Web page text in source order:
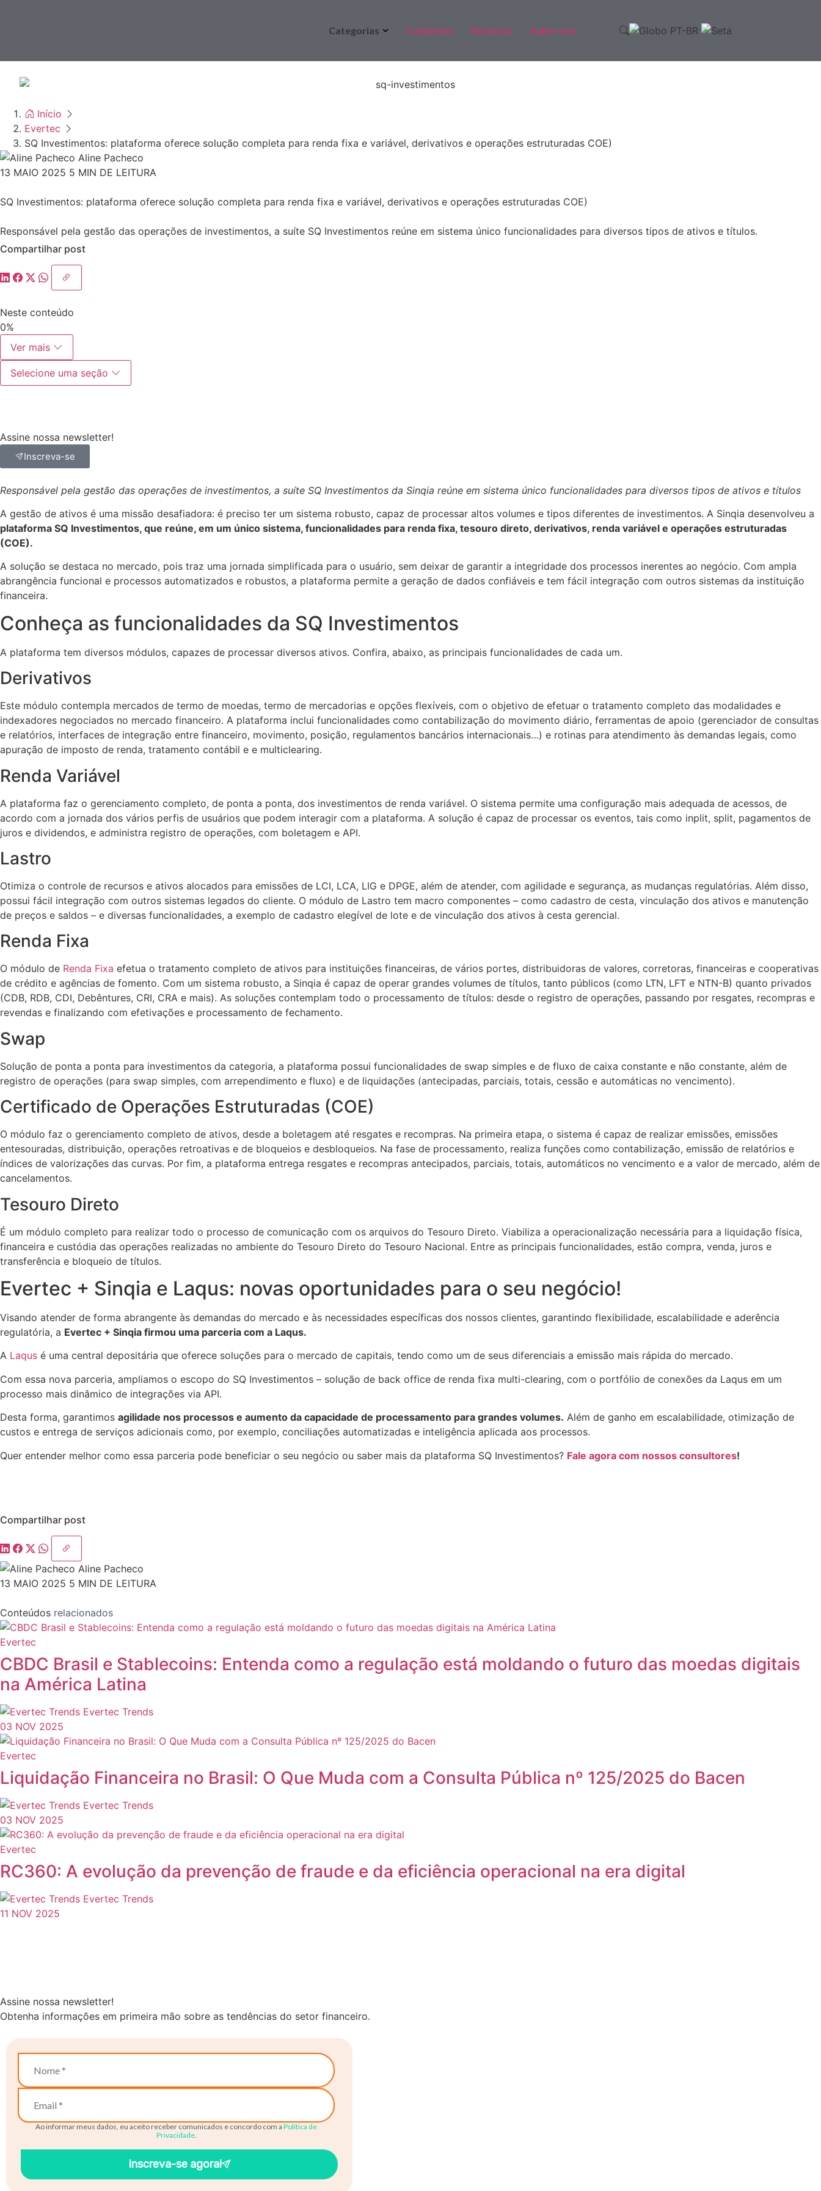
Categorias Colunistas Recursos Sobre nós PT-BR
Início
Evertec
SQ Investimentos: plataforma oferece solução completa para renda fixa e variável, derivativos e operações estruturadas COE)
Aline Pacheco
13 MAIO 2025 5 MIN DE LEITURA
SQ Investimentos: plataforma oferece solução completa para renda fixa e variável, derivativos e operações estruturadas COE)
Responsável pela gestão das operações de investimentos, a suíte SQ Investimentos reúne em sistema único funcionalidades para diversos tipos de ativos e títulos.
Compartilhar post
Neste conteúdo
0%
Ver mais
Selecione uma seção
Assine nossa newsletter!
Inscreva-se
Responsável pela gestão das operações de investimentos, a suíte SQ Investimentos da Sinqia reúne em sistema único funcionalidades para diversos tipos de ativos e títulos
A gestão de ativos é uma missão desafiadora: é preciso ter um sistema robusto, capaz de processar altos volumes e tipos diferentes de investimentos. A Sinqia desenvolveu a
plataforma SQ Investimentos, que reúne, em um único sistema, funcionalidades para renda fixa, tesouro direto, derivativos, renda variável e operações estruturadas
(COE).
A solução se destaca no mercado, pois traz uma jornada simplificada para o usuário, sem deixar de garantir a integridade dos processos inerentes ao negócio. Com ampla
abrangência funcional e processos automatizados e robustos, a plataforma permite a geração de dados confiáveis e tem fácil integração com outros sistemas da instituição
financeira.
Conheça as funcionalidades da SQ Investimentos
A plataforma tem diversos módulos, capazes de processar diversos ativos. Confira, abaixo, as principais funcionalidades de cada um.
Derivativos
Este módulo contempla mercados de termo de moedas, termo de mercadorias e opções flexíveis, com o objetivo de efetuar o tratamento completo das modalidades e
indexadores negociados no mercado financeiro. A plataforma inclui funcionalidades como contabilização do movimento diário, ferramentas de apoio (gerenciador de consultas
e relatórios, interfaces de integração entre financeiro, movimento, posição, regulamentos bancários internacionais…) e rotinas para atendimento às demandas legais, como
apuração de imposto de renda, tratamento contábil e e multiclearing.
Renda Variável
A plataforma faz o gerenciamento completo, de ponta a ponta, dos investimentos de renda variável. O sistema permite uma configuração mais adequada de acessos, de
acordo com a jornada dos vários perfis de usuários que podem interagir com a plataforma. A solução é capaz de processar os eventos, tais como inplit, split, pagamentos de
juros e dividendos, e administra registro de operações, com boletagem e API.
Lastro
Otimiza o controle de recursos e ativos alocados para emissões de LCI, LCA, LIG e DPGE, além de atender, com agilidade e segurança, as mudanças regulatórias. Além disso,
possui fácil integração com outros sistemas legados do cliente. O módulo de Lastro tem macro componentes – como cadastro de cesta, vinculação dos ativos e manutenção
de preços e saldos – e diversas funcionalidades, a exemplo de cadastro elegível de lote e de vinculação dos ativos à cesta gerencial.
Renda Fixa
O módulo de Renda Fixa efetua o tratamento completo de ativos para instituições financeiras, de vários portes, distribuidoras de valores, corretoras, financeiras e cooperativas
de crédito e agências de fomento. Com um sistema robusto, a Sinqia é capaz de operar grandes volumes de títulos, tanto públicos (como LTN, LFT e NTN-B) quanto privados
(CDB, RDB, CDI, Debêntures, CRI, CRA e mais). As soluções contemplam todo o processamento de títulos: desde o registro de operações, passando por resgates, recompras e
revendas e finalizando com efetivações e processamento de fechamento.
Swap
Solução de ponta a ponta para investimentos da categoria, a plataforma possui funcionalidades de swap simples e de fluxo de caixa constante e não constante, além de
registro de operações (para swap simples, com arrependimento e fluxo) e de liquidações (antecipadas, parciais, totais, cessão e automáticas no vencimento).
Certificado de Operações Estruturadas (COE)
O módulo faz o gerenciamento completo de ativos, desde a boletagem até resgates e recompras. Na primeira etapa, o sistema é capaz de realizar emissões, emissões
entesouradas, distribuição, operações retroativas e de bloqueios e desbloqueios. Na fase de processamento, realiza funções como contabilização, emissão de relatórios e
índices de valorizações das curvas. Por fim, a plataforma entrega resgates e recompras antecipados, parciais, totais, automáticos no vencimento e a valor de mercado, além de
cancelamentos.
Tesouro Direto
É um módulo completo para realizar todo o processo de comunicação com os arquivos do Tesouro Direto. Viabiliza a operacionalização necessária para a liquidação física,
financeira e custódia das operações realizadas no ambiente do Tesouro Direto do Tesouro Nacional. Entre as principais funcionalidades, estão compra, venda, juros e
transferência e bloqueio de títulos.
Evertec + Sinqia e Laqus: novas oportunidades para o seu negócio!
Visando atender de forma abrangente às demandas do mercado e às necessidades específicas dos nossos clientes, garantindo flexibilidade, escalabilidade e aderência
regulatória, a Evertec + Sinqia firmou uma parceria com a Laqus.
A Laqus é uma central depositária que oferece soluções para o mercado de capitais, tendo como um de seus diferenciais a emissão mais rápida do mercado.
Com essa nova parceria, ampliamos o escopo do SQ Investimentos – solução de back office de renda fixa multi-clearing, com o portfólio de conexões da Laqus em um
processo mais dinâmico de integrações via API.
Desta forma, garantimos agilidade nos processos e aumento da capacidade de processamento para grandes volumes. Além de ganho em escalabilidade, otimização de
custos e entrega de serviços adicionais como, por exemplo, conciliações automatizadas e inteligência aplicada aos processos.
Quer entender melhor como essa parceria pode beneficiar o seu negócio ou saber mais da plataforma SQ Investimentos? Fale agora com nossos consultores!
Compartilhar post
Aline Pacheco
13 MAIO 2025 5 MIN DE LEITURA
Conteúdos relacionados
Evertec
CBDC Brasil e Stablecoins: Entenda como a regulação está moldando o futuro das moedas digitais
na América Latina
Evertec Trends
03 NOV 2025
Evertec
Liquidação Financeira no Brasil: O Que Muda com a Consulta Pública nº 125/2025 do Bacen
Evertec Trends
03 NOV 2025
Evertec
RC360: A evolução da prevenção de fraude e da eficiência operacional na era digital
Evertec Trends
11 NOV 2025
Assine nossa newsletter!
Obtenha informações em primeira mão sobre as tendências do setor financeiro.
Ao informar meus dados, eu aceito receber comunicados e concordo com a Política de
Privacidade.
Inscreva-se agora!